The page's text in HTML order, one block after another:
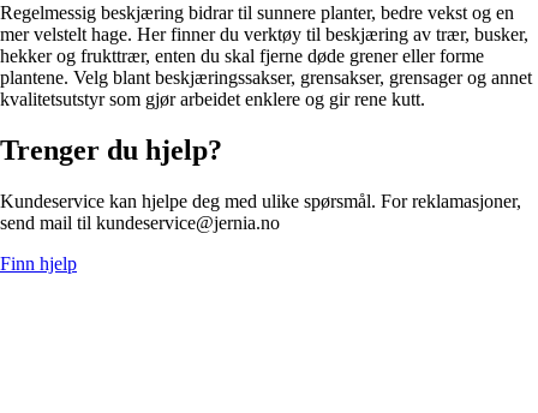
Regelmessig beskjæring bidrar til sunnere planter, bedre vekst og en
mer velstelt hage. Her finner du verktøy til beskjæring av trær, busker,
hekker og frukttrær, enten du skal fjerne døde grener eller forme
plantene. Velg blant beskjæringssakser, grensakser, grensager og annet
kvalitetsutstyr som gjør arbeidet enklere og gir rene kutt.
Trenger du hjelp?
Kundeservice kan hjelpe deg med ulike spørsmål. For reklamasjoner,
send mail til kundeservice@jernia.no
Finn hjelp